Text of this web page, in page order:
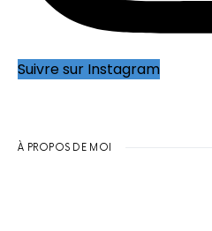
Suivre sur Instagram
À PROPOS DE MOI